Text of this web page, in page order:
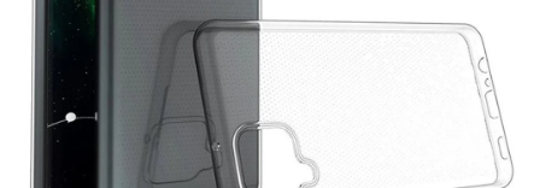
NÁRAMKY NA HODINKY
SLÚCHADLÁ, REPRODUKTORY A MIKROFÓNY
AUTO MOTO